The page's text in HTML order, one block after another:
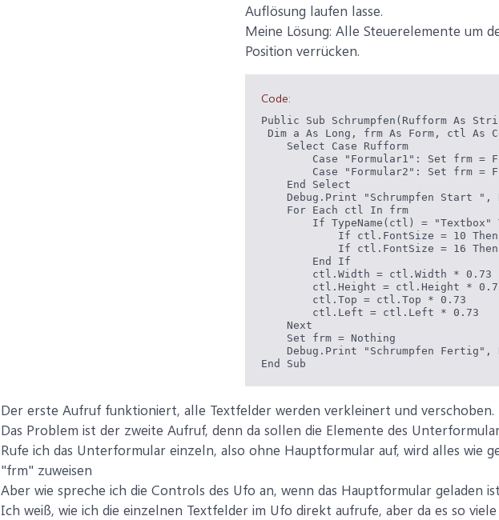
Auflösung laufen lasse.
Meine Lösung: Alle Steuerelemente um
Position verrücken.
Code:
Public Sub Schrumpfen(Rufform As
Dim a As Long, frm As Form, ctl As
    Select Case Rufform
Case "Formular1": Set frm =
Case "Formular2": Set
    End Select
Debug.Print "Schrumpfen Start ",
    For Each ctl In frm
If TypeName(ctl) = "Textbox"
If ctl.FontSize = 10
If ctl.FontSize = 16
        End If
        ctl.Width = ctl.Width * 0.73
ctl.Height = ctl.Height *
        ctl.Top = ctl.Top * 0.73
        ctl.Left = ctl.Left * 0.73
    Next
    Set frm = Nothing
Debug.Print "Schrumpfen Fertig",
End Sub
Der erste Aufruf funktioniert, alle Textfelder werden verkleinert und verschoben.
Das Problem ist der zweite Aufruf, denn da sollen die Elemente des
Rufe ich das Unterformular einzeln, also ohne Hauptformular auf, wird alles wie
"frm" zuweisen
Aber wie spreche ich die Controls des Ufo an, wenn das Hauptformular geladen
Ich weiß, wie ich die einzelnen Textfelder im Ufo direkt aufrufe, aber da es so